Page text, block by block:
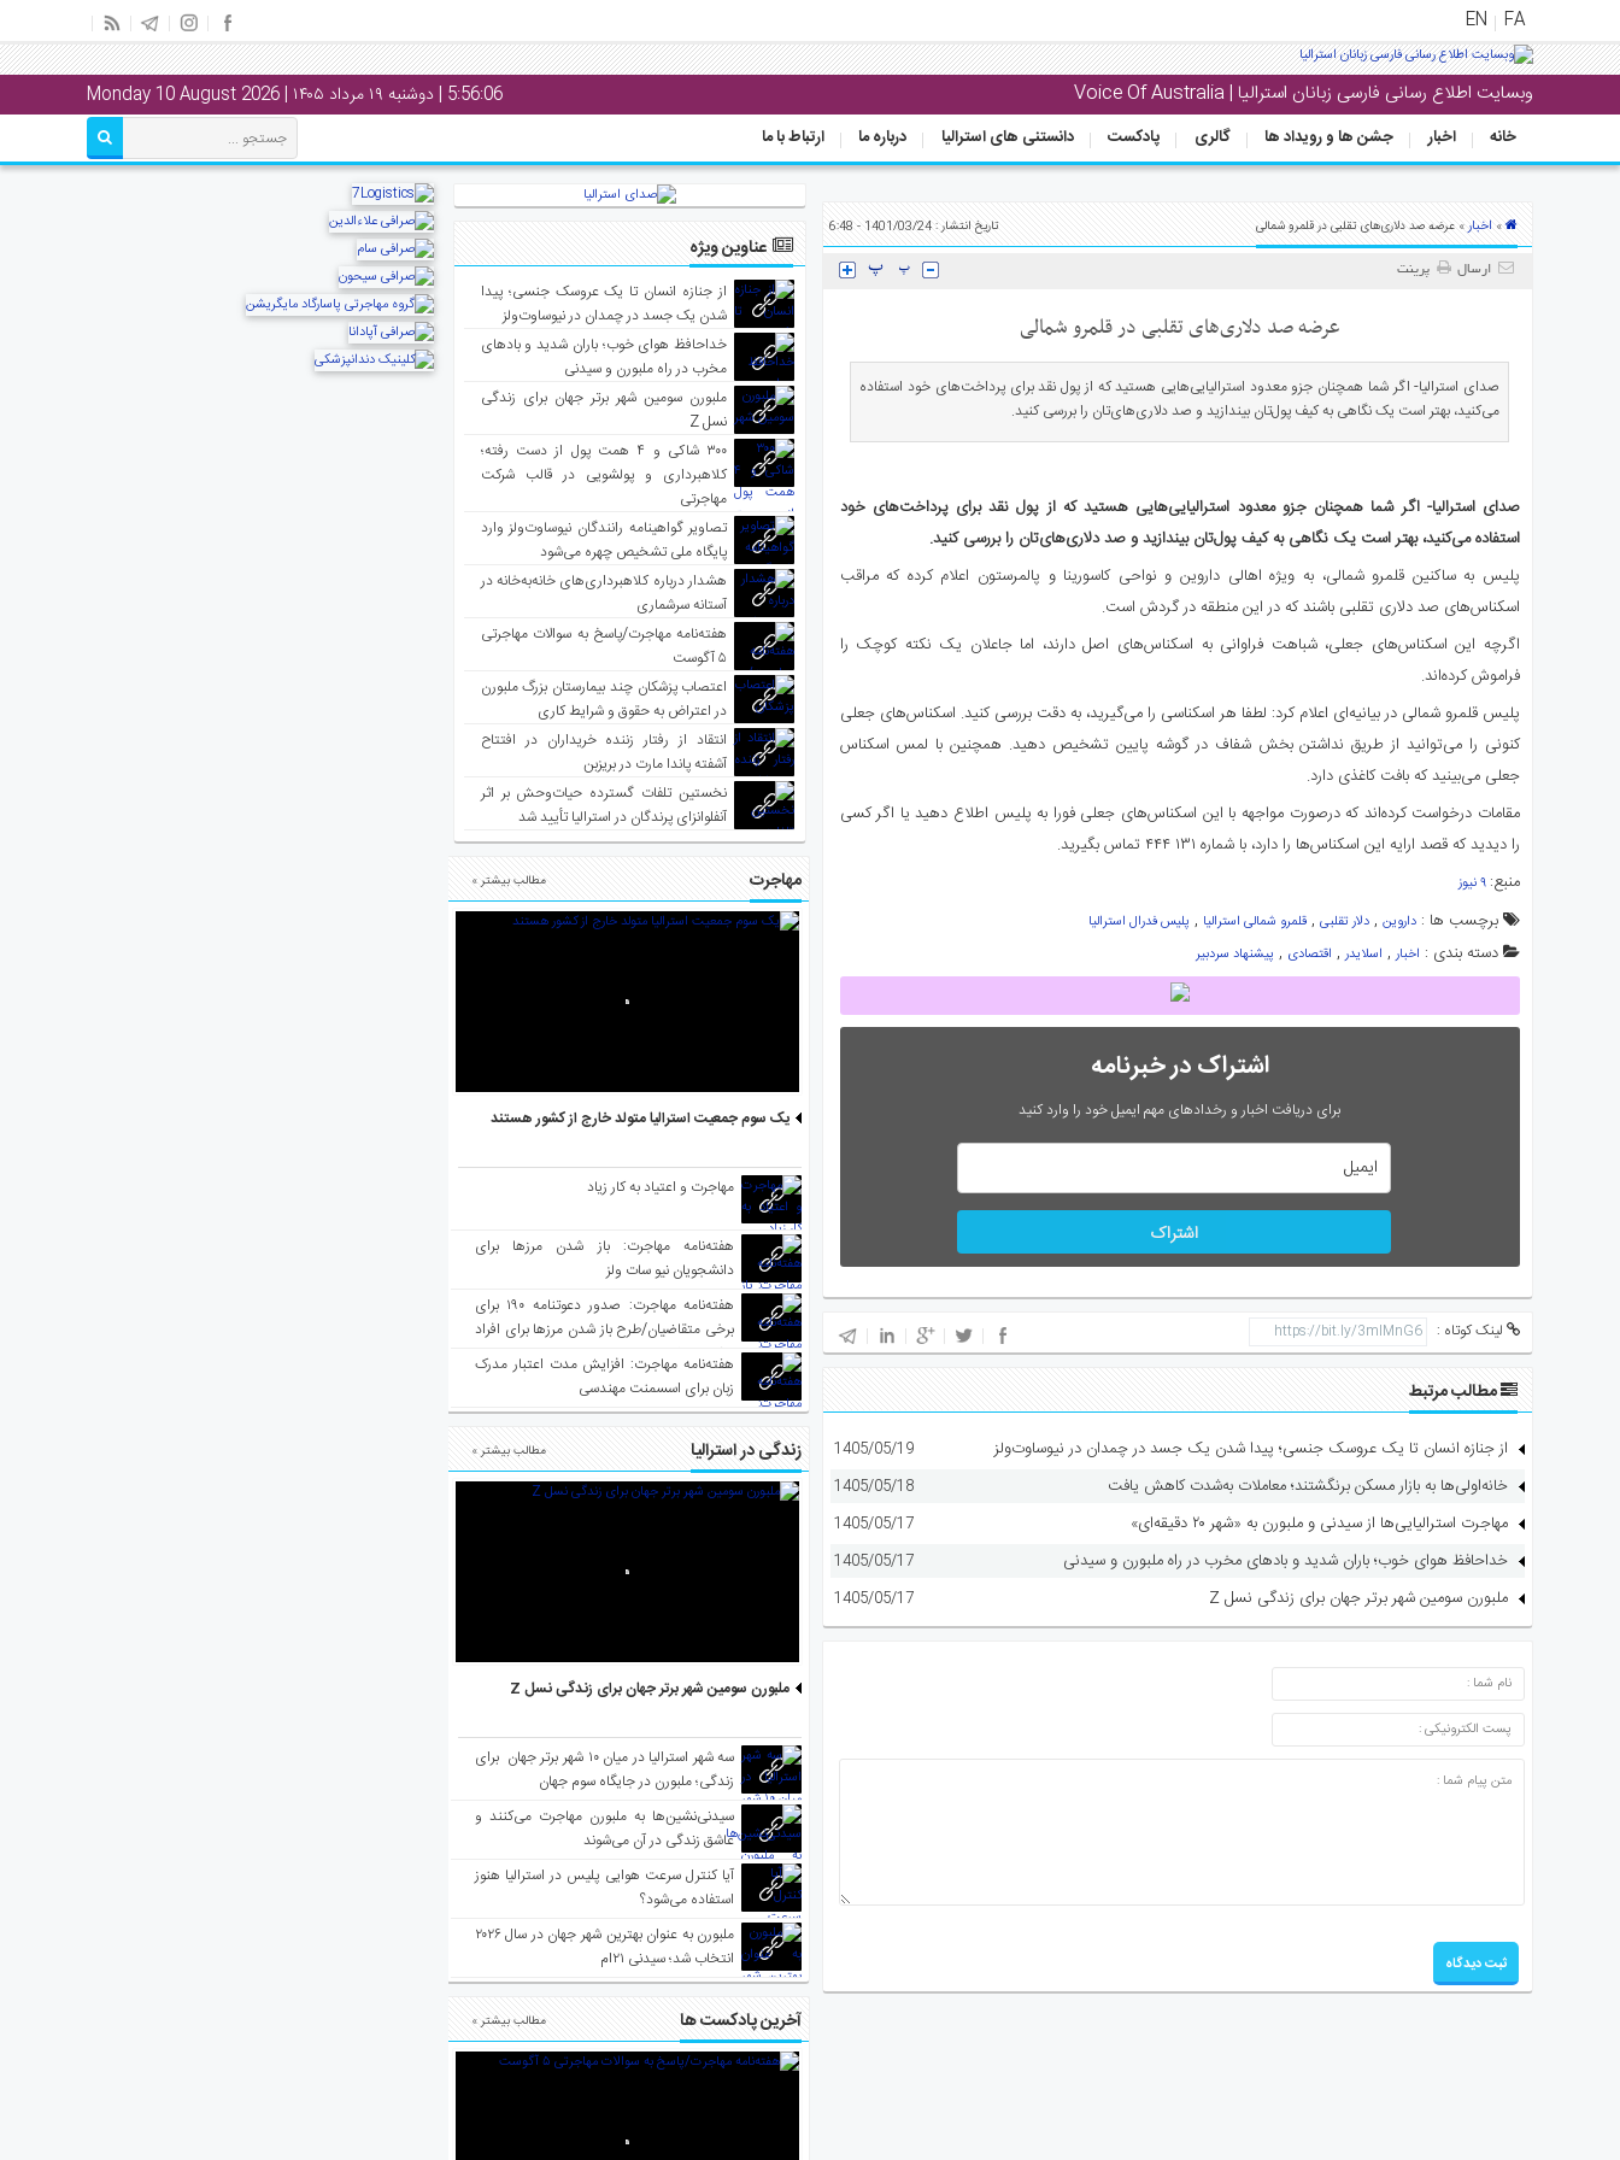
FA
EN
وبسایت اطلاع رسانی فارسی زبانان استرالیا | Voice Of Australia 5:56:07 | دوشنبه ۱۹ مرداد ۱۴۰۵ | Monday 10 August 2026
خانه اخبار جشن ها و رویداد ها گالری پادکست دانستنی های استرالیا درباره ما ارتباط با ما
اصلی
خانه
» اخبار» عرضه صد دلاری‌های تقلبی در قلمرو شمالی تاریخ انتشار : 1401/03/24 - 6:48
ارسال پرینت
عرضه صد دلاری‌های تقلبی در قلمرو شمالی
صدای استرالیا- اگر شما همچنان جزو معدود استرالیایی‌هایی هستید که از پول نقد برای پرداخت‌های خود استفاده
می‌کنید، بهتر است یک نگاهی به کیف پول‌تان بیندازید و صد دلاری‌های‌تان را بررسی کنید.
صدای استرالیا- اگر شما همچنان جزو معدود استرالیایی‌هایی هستید که از پول نقد برای پرداخت‌های خود
استفاده می‌کنید، بهتر است یک نگاهی به کیف پول‌تان بیندازید و صد دلاری‌های‌تان را بررسی کنید.
پلیس به ساکنین قلمرو شمالی، به ویژه اهالی داروین و نواحی کاسورینا و پالمرستون اعلام کرده که مراقب
اسکناس‌های صد دلاری تقلبی باشند که در این منطقه در گردش است.
اگرچه این اسکناس‌های جعلی، شباهت فراوانی به اسکناس‌های اصل دارند، اما جاعلان یک نکته کوچک را
فراموش کرده‌اند.
پلیس قلمرو شمالی در بیانیه‌ای اعلام کرد: لطفا هر اسکناسی را می‌گیرید، به دقت بررسی کنید. اسکناس‌های جعلی
کنونی را می‌توانید از طریق نداشتن بخش شفاف در گوشه پایین تشخیص دهید. همچنین با لمس اسکناس
جعلی می‌بینید که بافت کاغذی دارد.
مقامات درخواست کرده‌اند که درصورت مواجهه با این اسکناس‌های جعلی فورا به پلیس اطلاع دهید یا اگر کسی
را دیدید که قصد ارایه این اسکناس‌ها را دارد، با شماره ۱۳۱ ۴۴۴ تماس بگیرید.
منبع:
برچسب ها : داروین , دلار تقلبی , قلمرو شمالی استرالیا , پلیس فدرال استرالیا
دسته بندی : اخبار, اسلایدر, اقتصادی , پیشنهاد سردبیر
اشتراک در خبرنامه
برای دریافت اخبار و رخدادهای مهم ایمیل خود را وارد کنید
اشتراک
لینک کوتاه :
مطالب مرتبط
از جنازه انسان تا یک عروسک جنسی؛ پیدا شدن یک جسد در چمدان در نیوساوت‌ولز 1405/05/19
خانه‌اولی‌ها به بازار مسکن برنگشتند؛ معاملات به‌شدت کاهش یافت 1405/05/18
مهاجرت استرالیایی‌ها از سیدنی و ملبورن به «شهر ۲۰ دقیقه‌ای» 1405/05/17
خداحافظ هوای خوب؛ باران شدید و بادهای مخرب در راه ملبورن و سیدنی 1405/05/17
ملبورن سومین شهر برتر جهان برای زندگی نسل Z 1405/05/17
ارسال دیدگاه
عناوین ویژه
از جنازه انسان تا یک عروسک جنسی؛ پیدا
شدن یک جسد در چمدان در نیوساوت‌ولز
خداحافظ هوای خوب؛ باران شدید و بادهای
مخرب در راه ملبورن و سیدنی
ملبورن سومین شهر برتر جهان برای زندگی
نسل Z
۳۰۰ شاکی و ۴ همت پول از دست رفته؛
کلاهبرداری و پولشویی در قالب شرکت
مهاجرتی
تصاویر گواهینامه رانندگان نیوساوت‌ولز وارد
پایگاه ملی تشخیص چهره می‌شود
هشدار درباره کلاهبرداری‌های خانه‌به‌خانه در
آستانه سرشماری
هفته‌نامه مهاجرت/پاسخ به سوالات مهاجرتی
۵ آگوست
اعتصاب پزشکان چند بیمارستان بزرگ ملبورن
در اعتراض به حقوق و شرایط کاری
انتقاد از رفتار زننده خریداران در افتتاح
آشفته پاندا مارت در بریزبن
نخستین تلفات گسترده حیات‌وحش بر اثر
آنفلوانزای پرندگان در استرالیا تأیید شد
مهاجرت مطالب بیشتر »
یک سوم جمعیت استرالیا متولد خارج از کشور هستند
مهاجرت و اعتیاد به کار زیاد
هفته‌نامه مهاجرت: باز شدن مرزها برای
دانشجویان نیو سات ولز
هفته‌نامه مهاجرت: صدور دعوتنامه ۱۹۰ برای
برخی متقاضیان/طرح باز شدن مرزها برای افراد
واکسینه شده
هفته‌نامه مهاجرت: افزایش مدت اعتبار مدرک
زبان برای اسسمنت مهندسی
زندگی در استرالیا مطالب بیشتر »
ملبورن سومین شهر برتر جهان برای زندگی نسل Z
سه شهر استرالیا در میان ۱۰ شهر برتر جهان برای
زندگی؛ ملبورن در جایگاه سوم جهان
سیدنی‌نشین‌ها به ملبورن مهاجرت می‌کنند و
عاشق زندگی در آن می‌شوند
آیا کنترل سرعت هوایی پلیس در استرالیا هنوز
استفاده می‌شود؟
ملبورن به عنوان بهترین شهر جهان در سال ۲۰۲۶
انتخاب شد؛ سیدنی ۲۱‌ام
آخرین پادکست ها مطالب بیشتر »